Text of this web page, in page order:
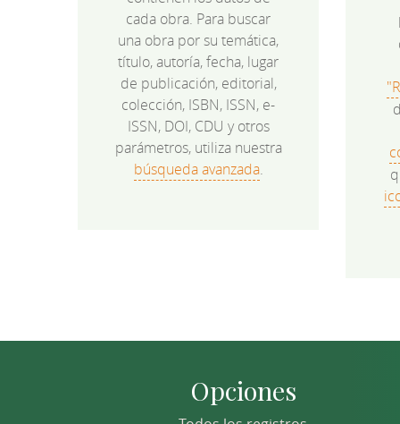
cada obra. Para buscar
una obra por su temática,
título, autoría, fecha, lugar
de publicación, editorial,
colección, ISBN, ISSN, e-
ISSN, DOI, CDU y otros
parámetros, utiliza nuestra
búsqueda avanzada.
Opciones